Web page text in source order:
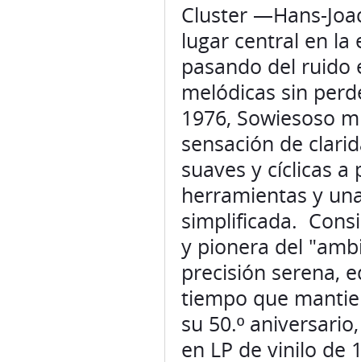
Cluster —Hans-
lugar central en la
pasando del ruido
melódicas sin
1976, Sowiesoso
sensación de
suaves y cíclicas
herramientas y
simplificada.
y pionera del
precisión serena,
tiempo que
su 50.º
en LP de vinilo de